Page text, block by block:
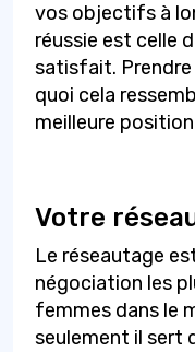
vos objectifs à
réussie est celle
satisfait.
quoi cela
meilleure
Votre
Le réseautage
négociation les
femmes dans le
seulement il sert